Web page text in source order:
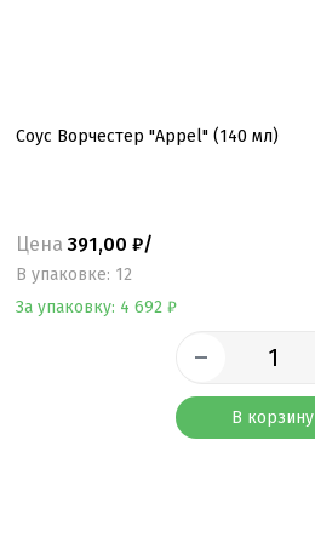
Соус Ворчестер "Appel" (140 мл)
Цена 391,00 ₽/
B упаковке: 12
За упаковку: 4 692 ₽
В корзину